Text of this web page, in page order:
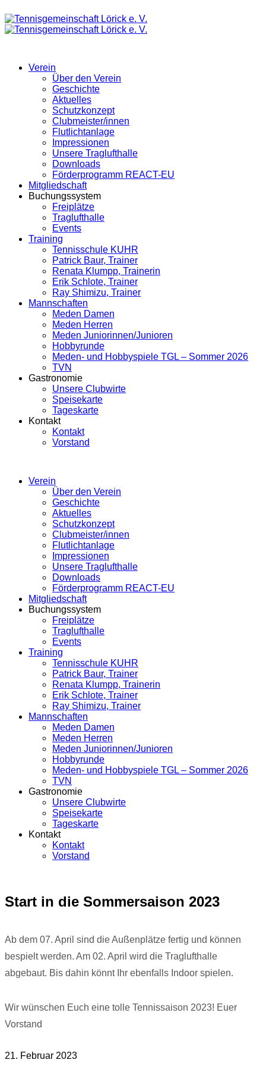
Verein
Über den Verein
Geschichte
Aktuelles
Schutzkonzept
Clubmeister/innen
Flutlichtanlage
Impressionen
Unsere Traglufthalle
Downloads
Förderprogramm REACT-EU
Mitgliedschaft
Buchungssystem
Freiplätze
Traglufthalle
Events
Training
Tennisschule KUHR
Patrick Baur, Trainer
Renata Klumpp, Trainerin
Erik Schlote, Trainer
Ray Shimizu, Trainer
Mannschaften
Meden Damen
Meden Herren
Meden Juniorinnen/Junioren
Hobbyrunde
Meden- und Hobbyspiele TGL – Sommer 2026
TVN
Gastronomie
Unsere Clubwirte
Speisekarte
Tageskarte
Kontakt
Kontakt
Vorstand
Verein
Über den Verein
Geschichte
Aktuelles
Schutzkonzept
Clubmeister/innen
Flutlichtanlage
Impressionen
Unsere Traglufthalle
Downloads
Förderprogramm REACT-EU
Mitgliedschaft
Buchungssystem
Freiplätze
Traglufthalle
Events
Training
Tennisschule KUHR
Patrick Baur, Trainer
Renata Klumpp, Trainerin
Erik Schlote, Trainer
Ray Shimizu, Trainer
Mannschaften
Meden Damen
Meden Herren
Meden Juniorinnen/Junioren
Hobbyrunde
Meden- und Hobbyspiele TGL – Sommer 2026
TVN
Gastronomie
Unsere Clubwirte
Speisekarte
Tageskarte
Kontakt
Kontakt
Vorstand
Start in die Sommersaison 2023
Ab dem 07. April sind die Außenplätze fertig und können
bespielt werden. Am 02. April wird die Traglufthalle
abgebaut. Bis dahin könnt Ihr ebenfalls Indoor spielen.
Wir wünschen Euch eine tolle Tennissaison 2023! Euer
Vorstand
21. Februar 2023